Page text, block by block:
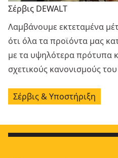
Σέρβις DEWALT
Λαμβάνουμε εκτεταμένα
ότι όλα τα προϊόντα μας
με τα υψηλότερα πρότυπα
σχετικούς κανονισμούς
Σέρβις & Υποστήριξη